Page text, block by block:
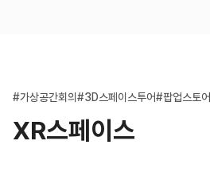
#가상공간회의 #3D스페이스투어#팝업스토어
XR스페이스